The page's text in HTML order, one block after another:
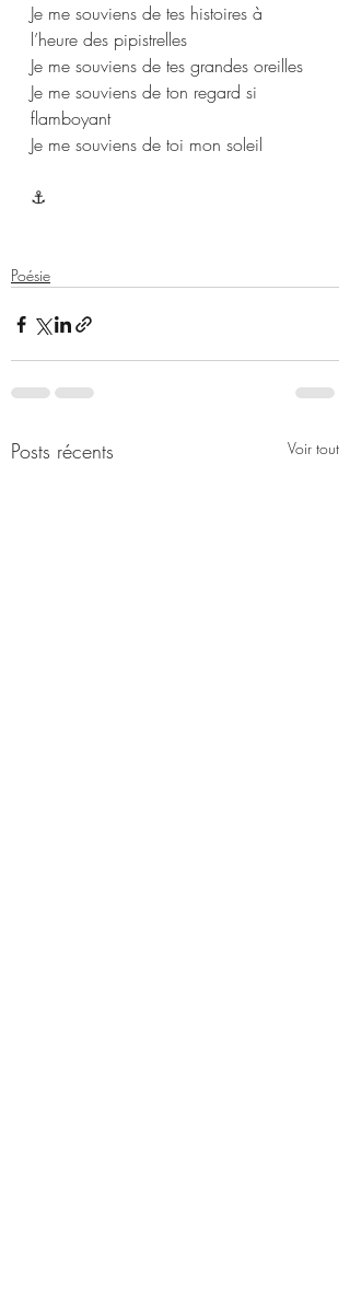
Je me souviens de tes histoires à
l’heure des pipistrelles
Je me souviens de tes grandes oreilles
Je me souviens de ton regard si
flamboyant
Je me souviens de toi mon soleil
⚓
Poésie
Posts récents Voir tout